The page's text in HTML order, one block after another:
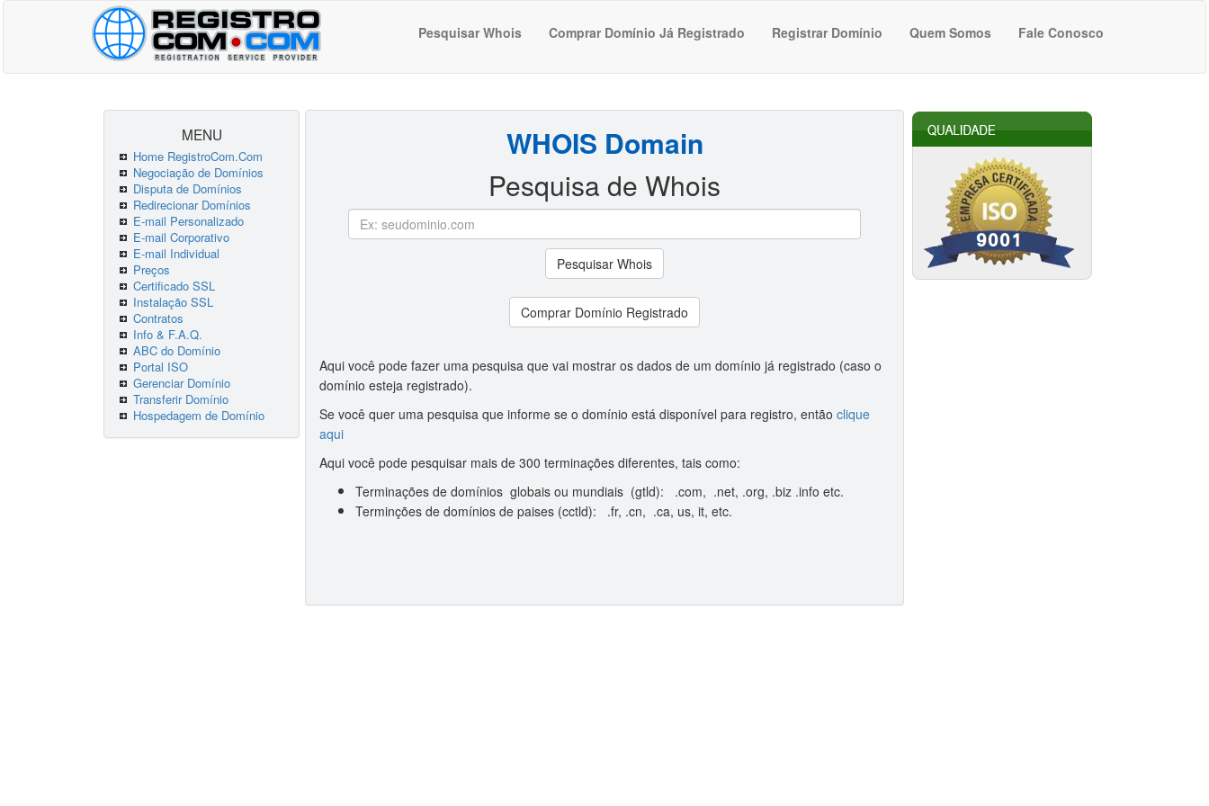
Pesquisar Whois Comprar Domínio Já Registrado Registrar Domínio Quem Somos Fale Conosco
MENU
Home RegistroCom.Com
Negociação de Domínios
Disputa de Domínios
Redirecionar Domínios
E-mail Personalizado
E-mail Corporativo
E-mail Individual
Preços
Certificado SSL
Instalação SSL
Contratos
Info & F.A.Q.
ABC do Domínio
Portal ISO
Gerenciar Domínio
Transferir Domínio
Hospedagem de Domínio
WHOIS Domain
Pesquisa de Whois
Pesquisar Whois
Comprar Domínio Registrado
Aqui você pode fazer uma pesquisa que vai mostrar os dados de um domínio já registrado (caso o
domínio esteja registrado).
Se você quer uma pesquisa que informe se o domínio está disponível para registro, então clique
aqui
Aqui você pode pesquisar mais de 300 terminações diferentes, tais como:
Terminações de domínios globais ou mundiais (gtld): .com, .net, .org, .biz .info etc.
Terminções de domínios de paises (cctld): .fr, .cn, .ca, us, it, etc.